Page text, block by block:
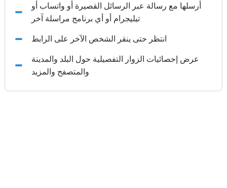
أرسلها مع رسالة عبر الرسائل القصيرة أو واتساب أو
تيليجرام أو أي برنامج مراسلة آخر
انتظر حتى ينقر الشخص الآخر على الرابط
عرض إحصائيات الزوار التفصيلية حول البلد والمدينة
والمتصفح والمزيد